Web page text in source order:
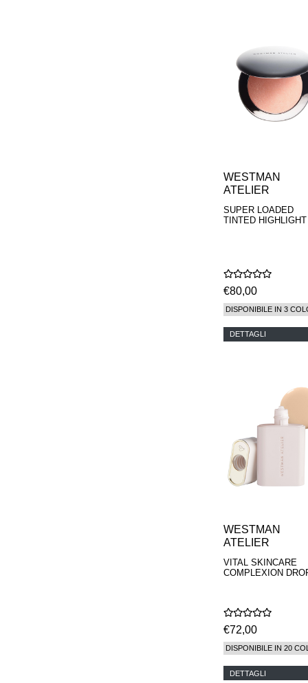
WESTMAN
ATELIER
SUPER LOADED
TINTED HIGHLIGHT
€80,00
DISPONIBILE IN 3
DETTAGLI
WESTMAN
ATELIER
VITAL SKINCARE
COMPLEXION
€72,00
DISPONIBILE IN 20
DETTAGLI